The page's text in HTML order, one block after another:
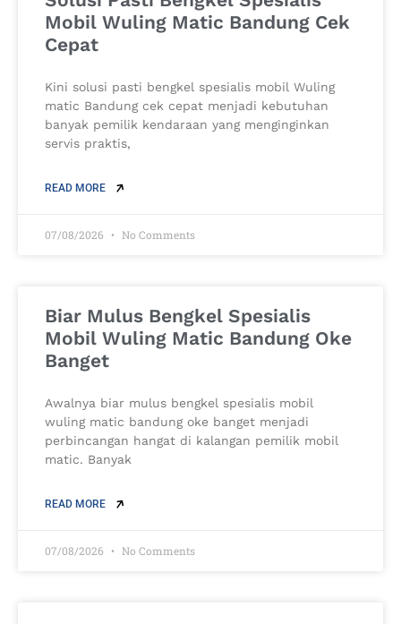
Mobil Wuling Matic Bandung Cek
Cepat
Kini solusi pasti bengkel spesialis mobil Wuling
matic Bandung cek cepat menjadi kebutuhan
banyak pemilik kendaraan yang menginginkan
servis praktis,
READ MORE
07/08/2026 No Comments
Biar Mulus Bengkel Spesialis
Mobil Wuling Matic Bandung Oke
Banget
Awalnya biar mulus bengkel spesialis mobil
wuling matic bandung oke banget menjadi
perbincangan hangat di kalangan pemilik mobil
matic. Banyak
READ MORE
07/08/2026 No Comments